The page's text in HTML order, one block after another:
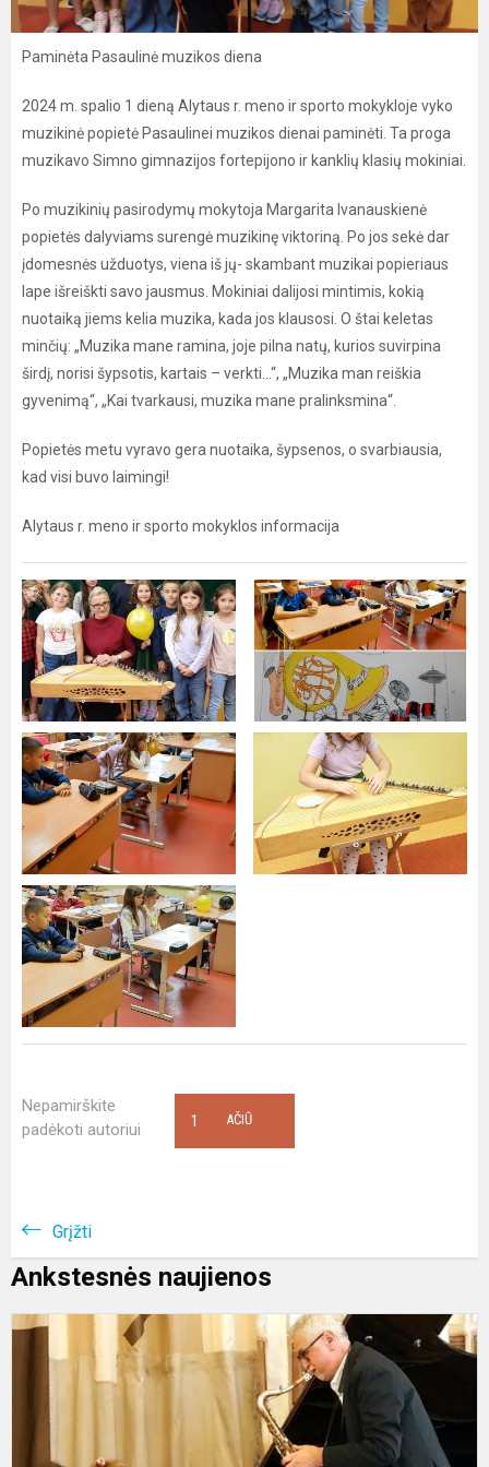
Paminėta Pasaulinė muzikos diena
2024 m. spalio 1 dieną Alytaus r. meno ir sporto mokykloje vyko
muzikinė popietė Pasaulinei muzikos dienai paminėti. Ta proga
muzikavo Simno gimnazijos fortepijono ir kanklių klasių mokiniai.
Po muzikinių pasirodymų mokytoja Margarita Ivanauskienė
popietės dalyviams surengė muzikinę viktoriną. Po jos sekė dar
įdomesnės užduotys, viena iš jų- skambant muzikai popieriaus
lape išreiškti savo jausmus. Mokiniai dalijosi mintimis, kokią
nuotaiką jiems kelia muzika, kada jos klausosi. O štai keletas
minčių: „Muzika mane ramina, joje pilna natų, kurios suvirpina
širdį, norisi šypsotis, kartais – verkti...“, „Muzika man reiškia
gyvenimą“, „Kai tvarkausi, muzika mane pralinksmina“.
Popietės metu vyravo gera nuotaika, šypsenos, o svarbiausia,
kad visi buvo laimingi!
Alytaus r. meno ir sporto mokyklos informacija
Nepamirškite
padėkoti autoriui
AČIŪ
1
Grįžti
Ankstesnės naujienos